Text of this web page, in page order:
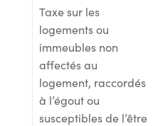
Taxe sur les
logements ou
immeubles non
affectés au
logement, raccordés
à l’égout ou
susceptibles de l’être